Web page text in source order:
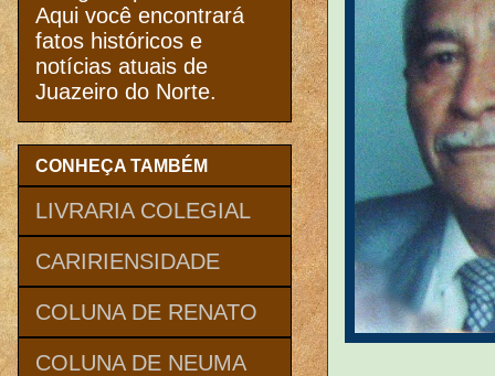
Aqui você encontrará
fatos históricos e
notícias atuais de
Juazeiro do Norte.
CONHEÇA TAMBÉM
LIVRARIA COLEGIAL
CARIRIENSIDADE
COLUNA DE RENATO
COLUNA DE NEUMA